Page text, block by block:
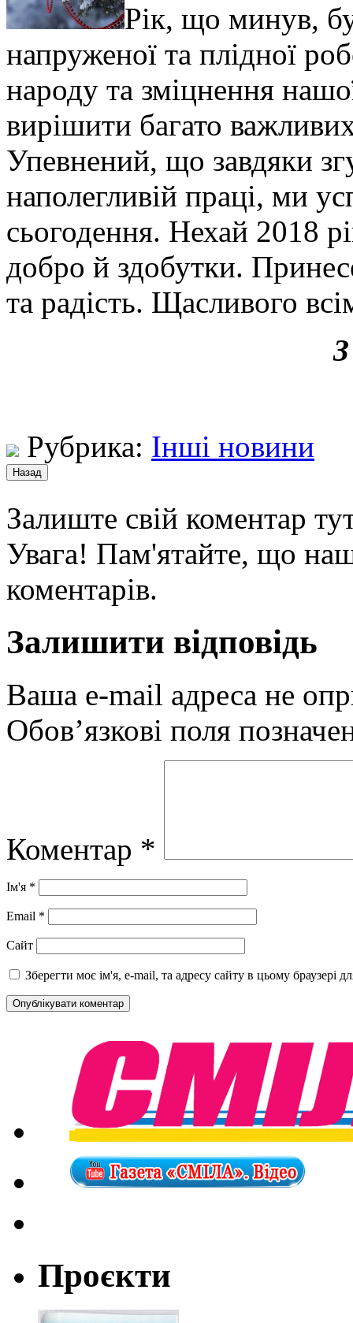
Рік, що минув,
напруженої та плідної
народу та зміцнення
вирішити багато
Упевнений, що завдяки
наполегливій праці, ми
сьогодення. Нехай 2018
добро й здобутки.
та радість. Щасливого
Рубрика: Інші новини
Залиште свій коментар
Увага! Пам'ятайте, що
коментарів.
Залишити відповідь
Ваша e-mail адреса не
Обов’язкові поля
Коментар *
Ім'я *
Email *
Сайт
Зберегти моє ім'я, e-mail, та адресу сайту в цьому браузері
Проєкти